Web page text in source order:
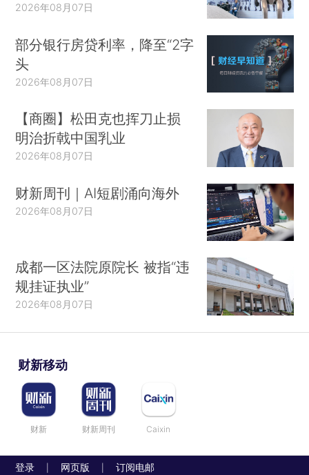
2026年08月07日
部分银行房贷利率，降至“2字
头
2026年08月07日
【商圈】松田克也挥刀止损
明治折戟中国乳业
2026年08月07日
财新周刊｜AI短剧涌向海外
2026年08月07日
成都一区法院原院长 被指“违
规挂证执业”
2026年08月07日
财新移动
财新 财新周刊 Caixin
登录 网页版 订阅电邮